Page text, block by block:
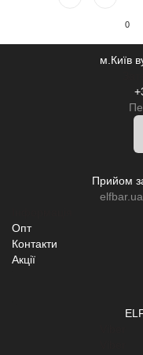
0
м.Київ
Прийом
Опт
Контакти
Акції